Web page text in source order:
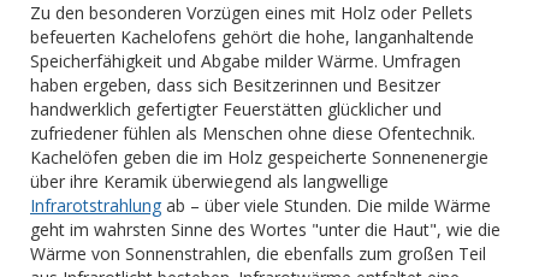
Zu den besonderen Vorzügen eines mit Holz oder Pellets
befeuerten Kachelofens gehört die hohe, langanhaltende
Speicherfähigkeit und Abgabe milder Wärme. Umfragen
haben ergeben, dass sich Besitzerinnen und Besitzer
handwerklich gefertigter Feuerstätten glücklicher und
zufriedener fühlen als Menschen ohne diese Ofentechnik.
Kachelöfen geben die im Holz gespeicherte Sonnenenergie
über ihre Keramik überwiegend als langwellige
Infrarotstrahlung ab – über viele Stunden. Die milde Wärme
geht im wahrsten Sinne des Wortes "unter die Haut", wie die
Wärme von Sonnenstrahlen, die ebenfalls zum großen Teil